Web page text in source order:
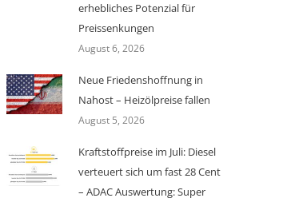
erhebliches Potenzial für
Preissenkungen
August 6, 2026
Neue Friedenshoffnung in
Nahost – Heizölpreise fallen
August 5, 2026
Kraftstoffpreise im Juli: Diesel
verteuert sich um fast 28 Cent
– ADAC Auswertung: Super